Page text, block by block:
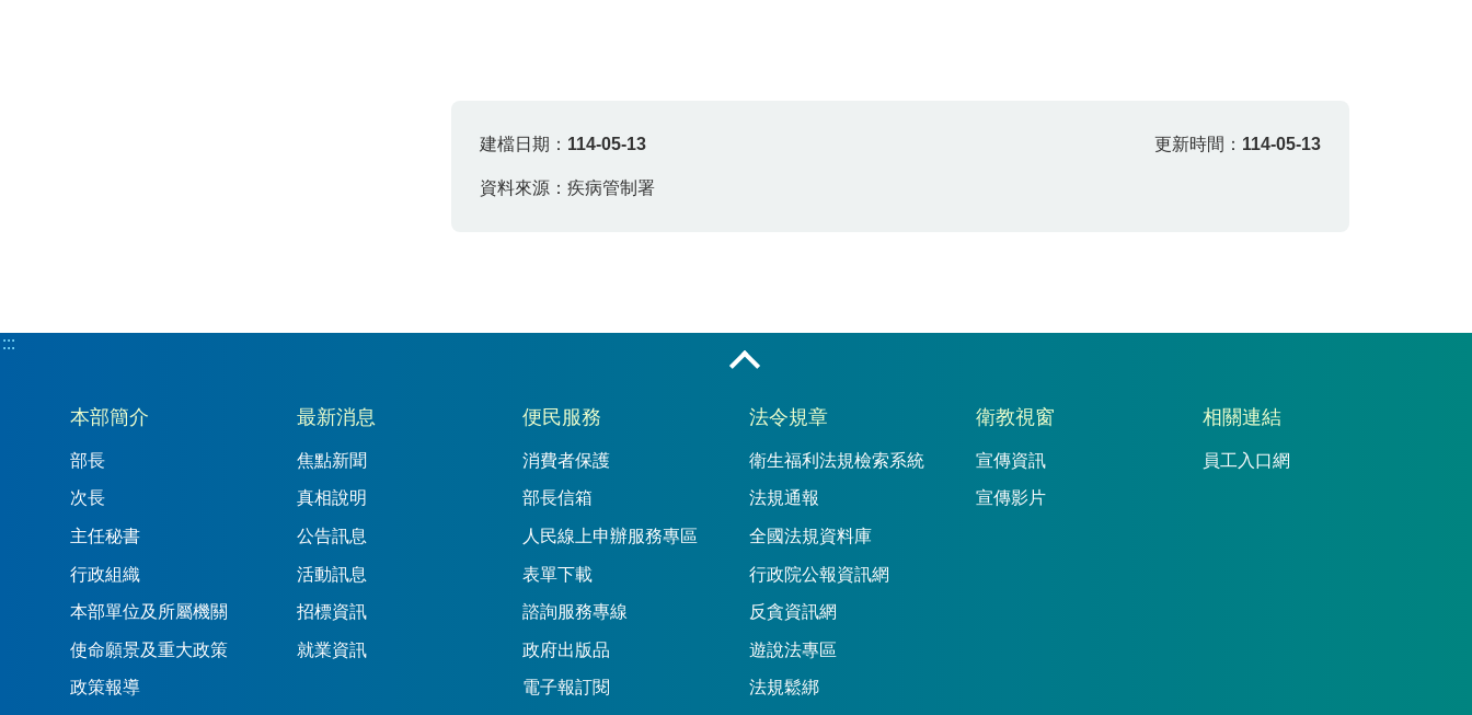
建檔日期： 114-05-13 更新時間： 114-05-13
資料來源：疾病管制署
:::
:::
本部簡介
部長
次長
主任秘書
行政組織
本部單位及所屬機關
使命願景及重大政策
政策報導
最新消息
焦點新聞
真相說明
公告訊息
活動訊息
招標資訊
就業資訊
便民服務
消費者保護
部長信箱
人民線上申辦服務專區
表單下載
諮詢服務專線
政府出版品
電子報訂閱
法令規章
衛生福利法規檢索系統
法規通報
全國法規資料庫
行政院公報資訊網
反貪資訊網
遊說法專區
法規鬆綁
衛教視窗
宣傳資訊
宣傳影片
相關連結
員工入口網